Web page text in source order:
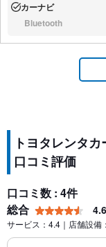
あり:カーナビ
なし:Bluetooth
トヨタレンタ
口コミ評価
口コミ数 : 4件
総合
4.6
サービス：4.4｜店舗設備